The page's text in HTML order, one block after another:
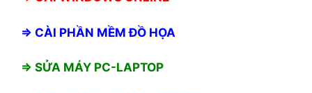
⇒ CÀI PHẦN MỀM ĐỒ HỌA
⇒ SỬA MÁY PC-LAPTOP